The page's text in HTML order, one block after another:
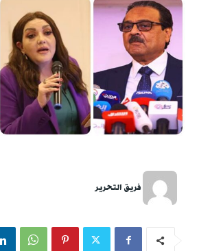
فريق التحرير